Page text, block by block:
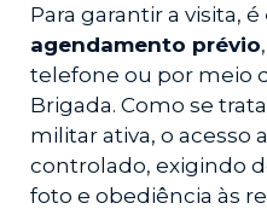
Para garantir a visita, é
agendamento prévio
telefone ou por meio
Brigada. Como se
militar ativa, o acesso
controlado, exigindo
foto e obediência às